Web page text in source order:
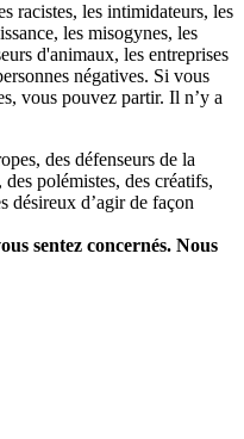
racistes, les intimidateurs, les
les misogynes, les
d'animaux, les entreprises
négatives. Si vous
vous pouvez partir. Il n’y a
des défenseurs de la
polémistes, des créatifs,
désireux d’agir de façon
sentez concernés. Nous